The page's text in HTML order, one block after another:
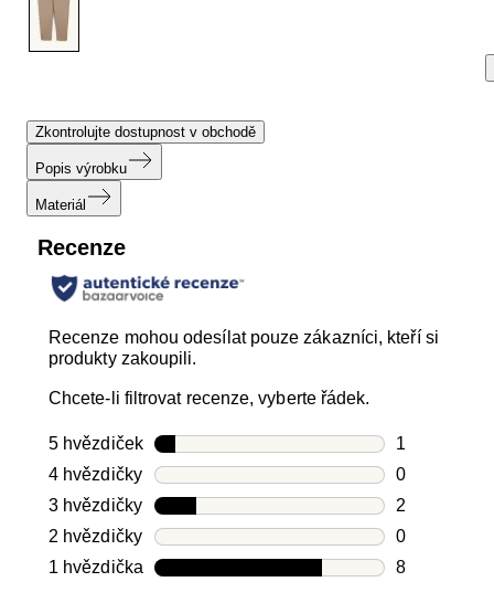
Zkontrolujte dostupnost v obchodě
Popis výrobku
Materiál
Recenze
Recenze mohou odesílat pouze zákazníci, kteří si
produkty zakoupili.
Chcete-li filtrovat recenze, vyberte řádek.
5 hvězdičekhvězdičky
1
Počet
4 hvězdičkyhvězdičky
0
Počet
3 hvězdičkyhvězdičky
2
Počet
2 hvězdičkyhvězdičky
0
Počet
1 hvězdičkahvězdičky
8